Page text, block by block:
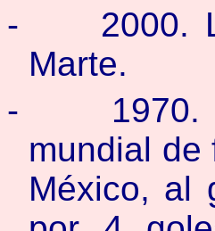
-
2000.
Marte.
-
mundial de
México, al